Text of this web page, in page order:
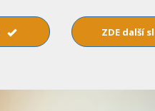
ZDE další